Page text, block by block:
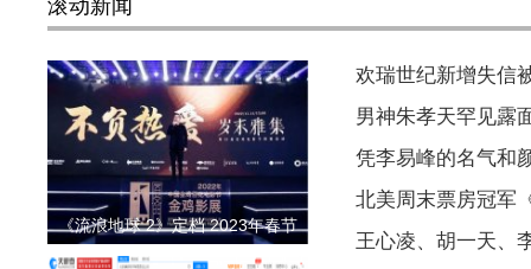
滚动新闻
《流浪地球 2》定档 2023年春节
欢瑞世纪新增失信
男神朱孝天罕见露
凭李易峰的名气和
北美周末票房冠军
王心凌、胡一天、